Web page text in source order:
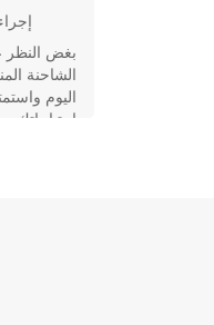
اليوم
احتياجاتك.